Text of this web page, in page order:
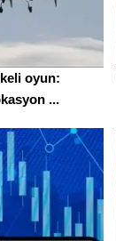
oyun:
...